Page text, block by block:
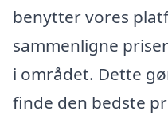
benytter vores
sammenligne
i området. Dette
finde den bedste